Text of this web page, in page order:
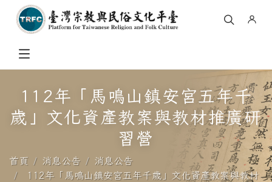
112年「馬鳴山鎮安宮五年千
歲」文化資產教案與教材推廣研
習營
首頁 消息公告
消息公告
112年「馬鳴山鎮安宮五年千歲」文化資產教案與教材